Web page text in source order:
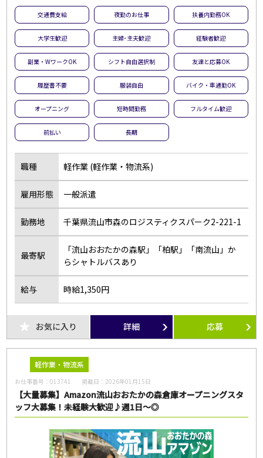
交通費支給 夜勤のお仕事 扶養内勤務OK
大学生歓迎 主婦･主夫歓迎 経験者歓迎
副業・WワークOK シフト自由選択制 友達と応募OK
履歴書不要 服装自由 バイク・車通勤OK
オープニング 短時間勤務 フルタイム歓迎
前払い 長期
職種 軽作業 (軽作業・物流系)
雇用形態 一般派遣
勤務地 千葉県流山市森のロジスティクスパーク2-221-1
最寄駅
「流山おおたかの森駅」「柏駅」「南流山」か
らシャトルバスあり
給与 時給1,350円
お気に入り 詳細 応募
軽作業・物流系
お仕事番号：013741 掲載日： 2026年01月15日
【大量募集】Amazon流山おおたかの森倉庫オープニングスタ
ッフ大募集！未経験大歓迎♪週1日～◎